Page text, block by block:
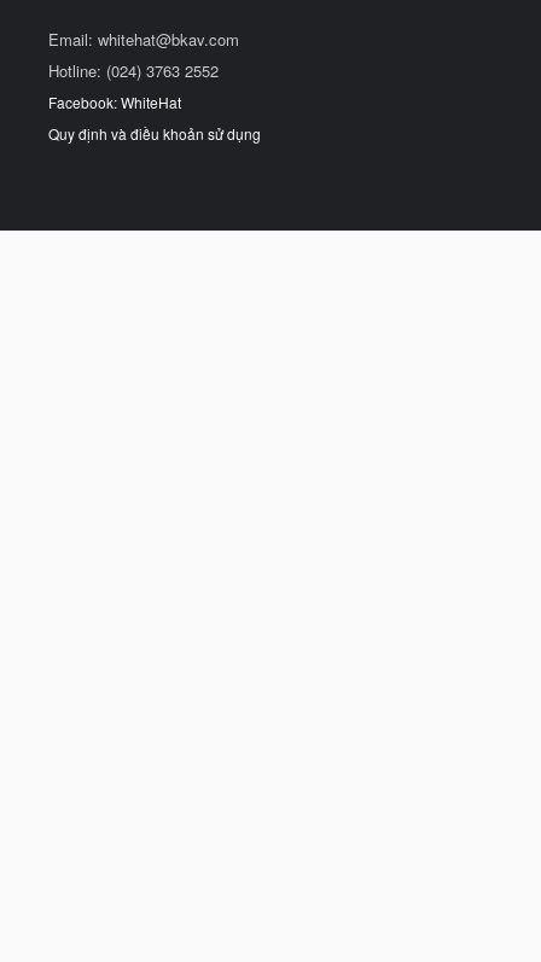
Email: whitehat@bkav.com
Hotline: (024) 3763 2552
Facebook: WhiteHat
Quy định và điều khoản sử dụng